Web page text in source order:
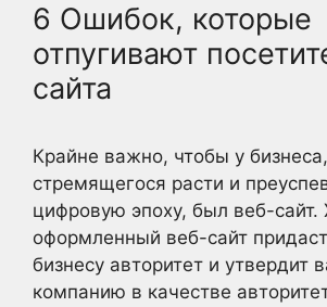
6 Ошибок, которые
отпугивают
сайта
Крайне важно, чтобы у бизнеса,
стремящегося расти и
цифровую эпоху, был веб-
оформленный веб-сайт
бизнесу авторитет и утвердит
компанию в качестве